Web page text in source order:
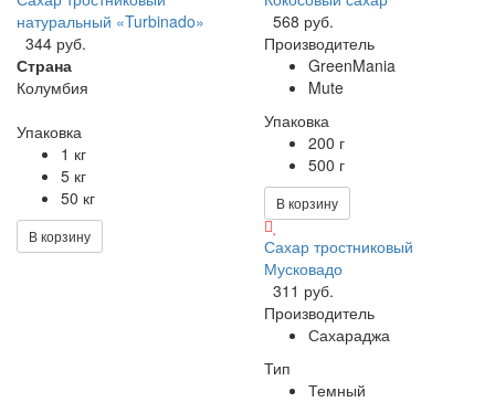
натуральный «Turbinado»
344 руб.
Страна
Колумбия
Упаковка
1 кг
5 кг
50 кг
В корзину
568 руб.
Производитель
GreenMania
Mute
Упаковка
200 г
500 г
В корзину
Сахар тростниковый
Мусковадо
311 руб.
Производитель
Сахараджа
Тип
Темный